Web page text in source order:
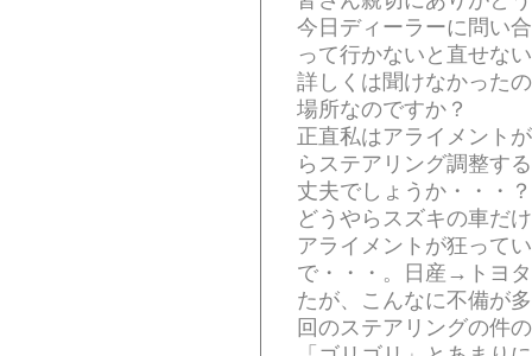
今日ディーラーに問い
って行かないと直せな
詳しくは聞けなかった
場所なのですか？
正直私はアライメント
らステアリング調整す
丈夫でしょうか・・・？
どうやらスズキの車だ
アライメントが狂って
で・・・。日産→トヨ
たが、こんなに不備が
回のステアリングの件